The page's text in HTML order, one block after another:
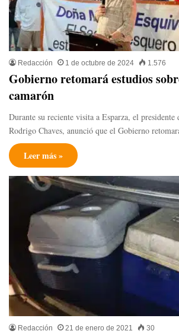
Redacción 1 de octubre de 2024 1.576
Gobierno retomará estudios
camarón
Durante su reciente visita a Esparza, el presidente
Rodrigo Chaves, anunció que el Gobierno
Leer más »
Redacción 21 de enero de 2021 30